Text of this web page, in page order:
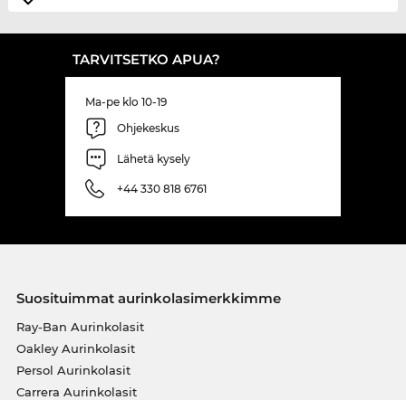
TARVITSETKO APUA?
Ma-pe klo 10-19
Ohjekeskus
Lähetä kysely
+44 330 818 6761
Suosituimmat aurinkolasimerkkimme
Ray-Ban Aurinkolasit
Oakley Aurinkolasit
Persol Aurinkolasit
Carrera Aurinkolasit